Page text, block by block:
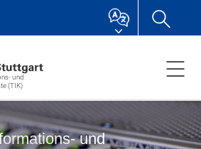
und
(TIK)
und